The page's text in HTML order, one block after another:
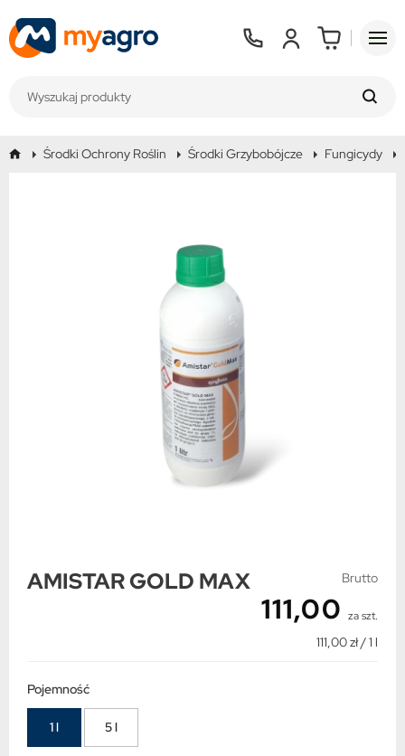
Środki Ochrony Roślin Środki Grzybobójcze Fungicydy
AMISTAR GOLD MAX Brutto
111,00 za szt.
111,00 zł / 1 l
Pojemność
1 l 5 l